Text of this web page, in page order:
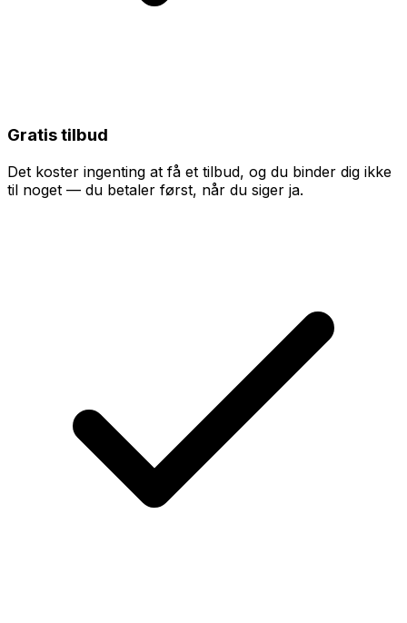
Gratis tilbud
Det koster ingenting at få et tilbud, og du binder dig ikke
til noget — du betaler først, når du siger ja.